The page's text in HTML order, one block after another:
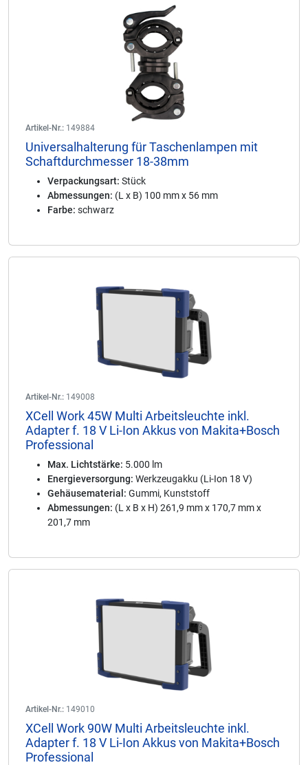
Artikel-Nr.: 149884
Universalhalterung für Taschenlampen mit
Schaftdurchmesser 18-38mm
Verpackungsart: Stück
Abmessungen: (L x B) 100 mm x 56 mm
Farbe: schwarz
Artikel-Nr.: 149008
XCell Work 45W Multi Arbeitsleuchte inkl.
Adapter f. 18 V Li-Ion Akkus von Makita+Bosch
Professional
Max. Lichtstärke: 5.000 lm
Energieversorgung: Werkzeugakku (Li-Ion 18 V)
Gehäusematerial: Gummi, Kunststoff
Abmessungen: (L x B x H) 261,9 mm x 170,7 mm x
201,7 mm
Artikel-Nr.: 149010
XCell Work 90W Multi Arbeitsleuchte inkl.
Adapter f. 18 V Li-Ion Akkus von Makita+Bosch
Professional